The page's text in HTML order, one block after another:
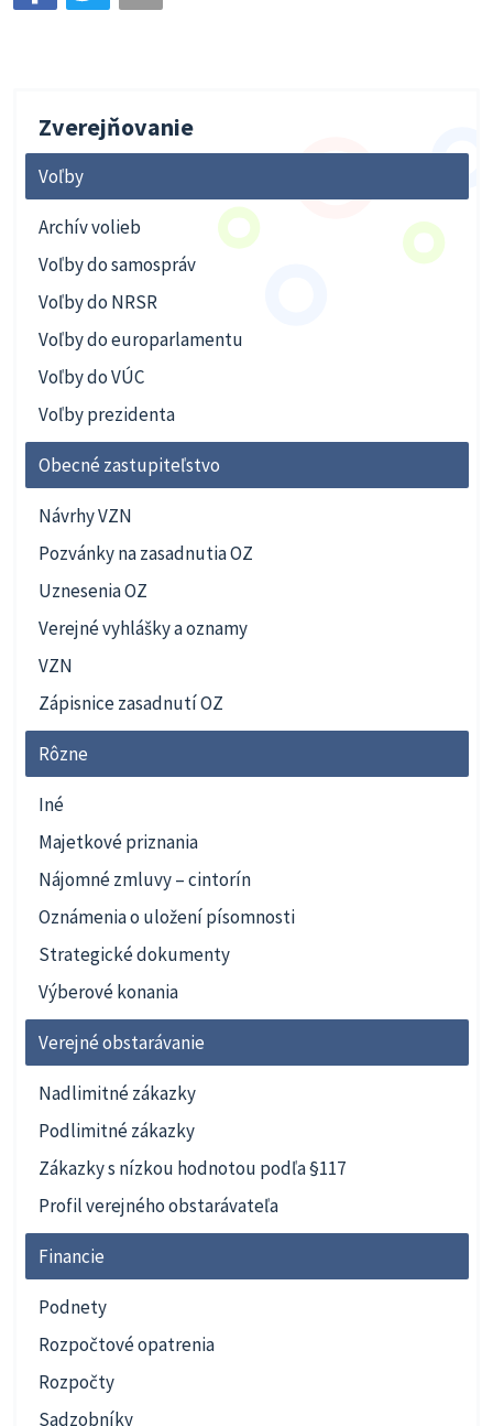
Zverejňovanie
Voľby
Archív volieb
Voľby do samospráv
Voľby do NRSR
Voľby do europarlamentu
Voľby do VÚC
Voľby prezidenta
Obecné zastupiteľstvo
Návrhy VZN
Pozvánky na zasadnutia OZ
Uznesenia OZ
Verejné vyhlášky a oznamy
VZN
Zápisnice zasadnutí OZ
Rôzne
Iné
Majetkové priznania
Nájomné zmluvy – cintorín
Oznámenia o uložení písomnosti
Strategické dokumenty
Výberové konania
Verejné obstarávanie
Nadlimitné zákazky
Podlimitné zákazky
Zákazky s nízkou hodnotou podľa §117
Profil verejného obstarávateľa
Financie
Podnety
Rozpočtové opatrenia
Rozpočty
Sadzobníky